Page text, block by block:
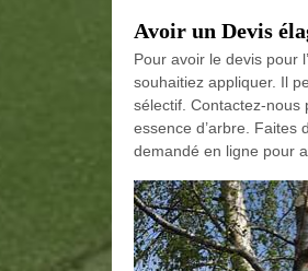
Avoir un Devis
Pour avoir le devis pour
souhaitiez appliquer. Il
sélectif. Contactez-nous
essence d’arbre. Faites
demandé en ligne pour